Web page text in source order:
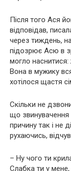
Після того Ася
відповідав,
через тиждень,
підозрює Асю в
могло наснитися:
Вона в мужику
хотілося щастя
Скільки не
що звинувачення
причину так і не
рухаючись,
– Ну чого ти
Слабка ти у